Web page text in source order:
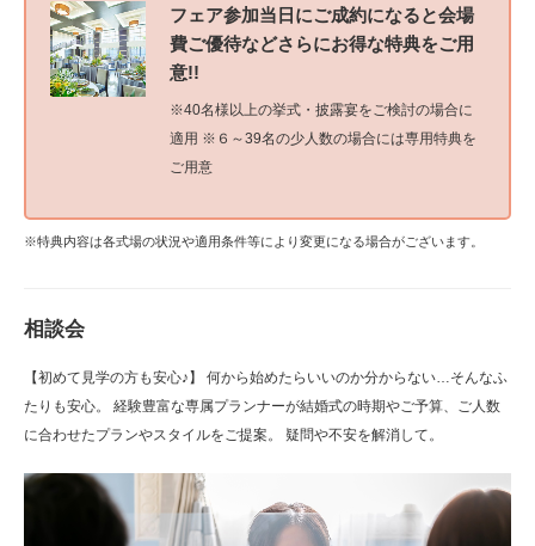
フェア参加当日にご成約になると会場
費ご優待などさらにお得な特典をご用
意!!
※40名様以上の挙式・披露宴をご検討の場合に
適用 ※６～39名の少人数の場合には専用特典を
ご用意
※特典内容は各式場の状況や適用条件等により変更になる場合がございます。
相談会
【初めて見学の方も安心♪】 何から始めたらいいのか分からない…そんなふ
たりも安心。 経験豊富な専属プランナーが結婚式の時期やご予算、ご人数
に合わせたプランやスタイルをご提案。 疑問や不安を解消して。